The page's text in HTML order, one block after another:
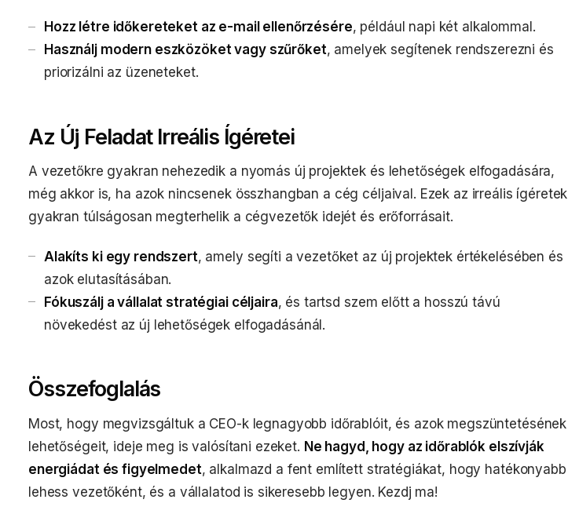
Hozz létre időkereteket az e-mail ellenőrzésére, például napi két alkalommal.
Használj modern eszközöket vagy szűrőket, amelyek segítenek rendszerezni és
priorizálni az üzeneteket.
Az Új Feladat Irreális Ígéretei
A vezetőkre gyakran nehezedik a nyomás új projektek és lehetőségek elfogadására,
még akkor is, ha azok nincsenek összhangban a cég céljaival. Ezek az irreális ígéretek
gyakran túlságosan megterhelik a cégvezetők idejét és erőforrásait.
Alakíts ki egy rendszert, amely segíti a vezetőket az új projektek értékelésében és
azok elutasításában.
Fókuszálj a vállalat stratégiai céljaira, és tartsd szem előtt a hosszú távú
növekedést az új lehetőségek elfogadásánál.
Összefoglalás
Most, hogy megvizsgáltuk a CEO-k legnagyobb időrablóit, és azok megszüntetésének
lehetőségeit, ideje meg is valósítani ezeket. Ne hagyd, hogy az időrablók elszívják
energiádat és figyelmedet, alkalmazd a fent említett stratégiákat, hogy hatékonyabb
lehess vezetőként, és a vállalatod is sikeresebb legyen. Kezdj ma!